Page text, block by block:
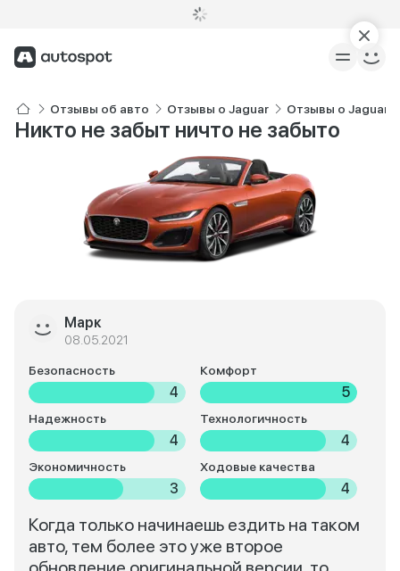
Отзывы об авто Отзывы о Jaguar Отзывы о Jaguar
Никто не забыт ничто не забыто
Марк
08.05.2021
Безопасность
4
Комфорт
5
Надежность
4
Технологичность
4
Экономичность
3
Ходовые качества
4
Когда только начинаешь ездить на таком
авто, тем более это уже второе